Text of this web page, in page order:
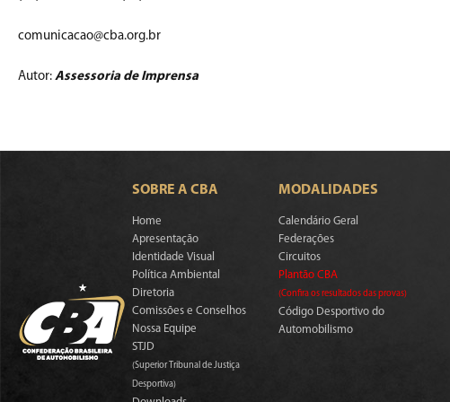
comunicacao@cba.org.br
Autor: Assessoria de Imprensa
SOBRE A CBA
Home
Apresentação
Identidade Visual
Política Ambiental
Diretoria
Comissões e Conselhos
Nossa Equipe
STJD
(Superior Tribunal de Justiça
Desportiva)
MODALIDADES
Calendário Geral
Federações
Circuitos
Plantão CBA
(Confira os resultados das provas)
Código Desportivo do
Automobilismo